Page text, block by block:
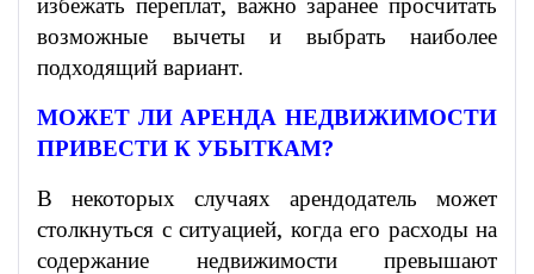
возможные вычеты и выбрать наиболее
подходящий вариант.
МОЖЕТ ЛИ АРЕНДА НЕДВИЖИМОСТИ
ПРИВЕСТИ К УБЫТКАМ?
В некоторых случаях арендодатель может
столкнуться с ситуацией, когда его расходы на
содержание недвижимости превышают